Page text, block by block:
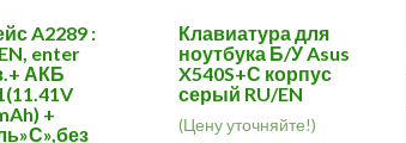
A2289 :
enter
АКБ
+
Клавиатура для
ноутбука Б/У Asus
X540S+С корпус
серый RU/EN
(Цену уточняйте!)